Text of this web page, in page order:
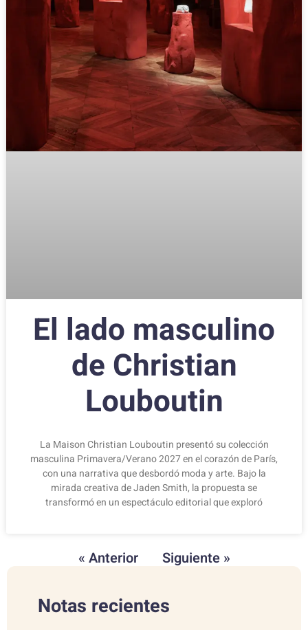
El lado masculino
de Christian
Louboutin
La Maison Christian Louboutin presentó su colección
masculina Primavera/Verano 2027 en el corazón de París,
con una narrativa que desbordó moda y arte. Bajo la
mirada creativa de Jaden Smith, la propuesta se
transformó en un espectáculo editorial que exploró
« Anterior Siguiente »
Notas recientes